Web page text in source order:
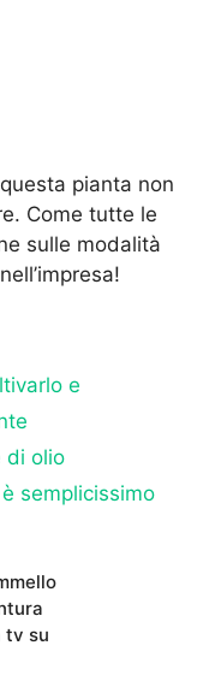
pianta non
Come tutte le
sulle modalità
e
di olio
semplicissimo
tv su